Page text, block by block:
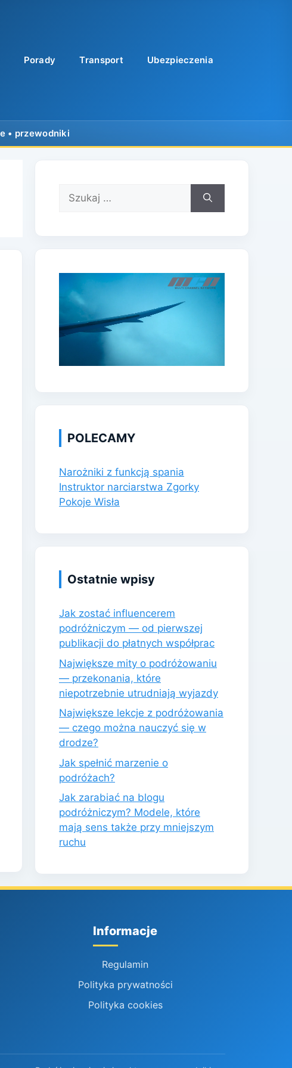
Porady Transport Ubezpieczenia
Szukaj:
POLECAMY
Narożniki z funkcją spania
Instruktor narciarstwa Zgorky
Pokoje Wisła
Ostatnie wpisy
Jak zostać influencerem
podróżniczym — od pierwszej
publikacji do płatnych współprac
Największe mity o podróżowaniu
— przekonania, które
niepotrzebnie utrudniają wyjazdy
Największe lekcje z podróżowania
— czego można nauczyć się w
drodze?
Jak spełnić marzenie o
podróżach?
Jak zarabiać na blogu
podróżniczym? Modele, które
mają sens także przy mniejszym
ruchu
Informacje
Regulamin
Polityka prywatności
Polityka cookies